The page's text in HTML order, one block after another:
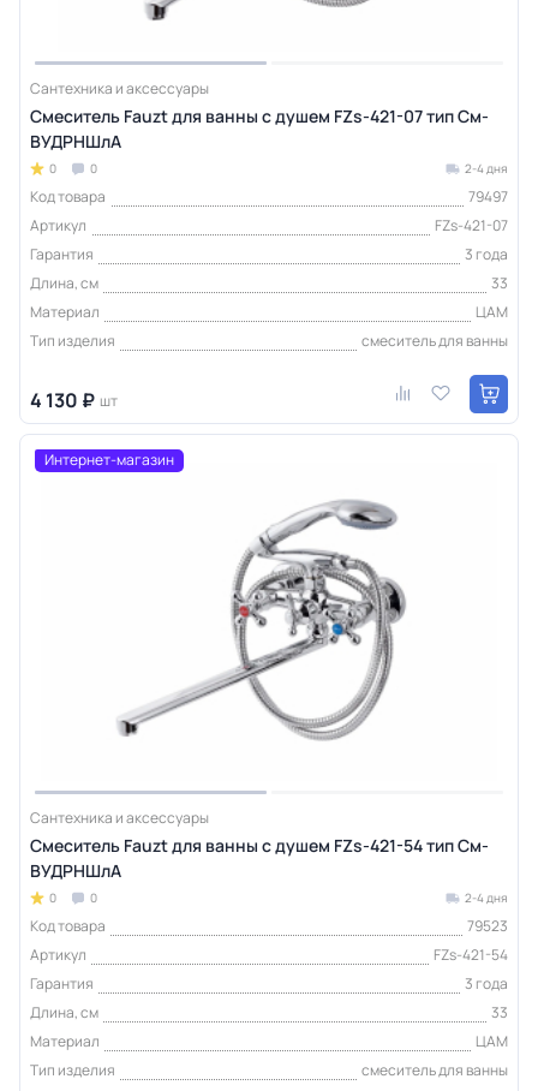
Сантехника и аксессуары
Смеситель Fauzt для ванны с душем FZs-421-07 тип См-
ВУДРНШлА
0 0 2-4 дня
Код товара
79497
Артикул
FZs-421-07
Гарантия
3 года
Длина, см
33
Материал
ЦАМ
Тип изделия
смеситель для ванны
4 130 ₽ шт
Интернет-магазин
Сантехника и аксессуары
Смеситель Fauzt для ванны с душем FZs-421-54 тип См-
ВУДРНШлА
0 0 2-4 дня
Код товара
79523
Артикул
FZs-421-54
Гарантия
3 года
Длина, см
33
Материал
ЦАМ
Тип изделия
смеситель для ванны